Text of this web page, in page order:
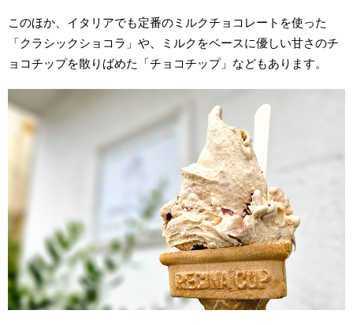
このほか、イタリアでも定番のミルクチョコレートを使った
「クラシックショコラ」や、ミルクをベースに優しい甘さのチ
ョコチップを散りばめた「チョコチップ」などもあります。